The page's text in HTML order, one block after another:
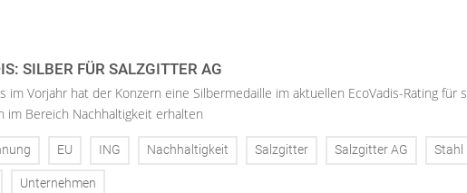
SILBER FÜR SALZGITTER AG
im Vorjahr hat der Konzern eine Silbermedaille im aktuellen EcoVadis-Rating für
im Bereich Nachhaltigkeit erhalten
EU ING Nachhaltigkeit Salzgitter Salzgitter AG Stahl
Unternehmen